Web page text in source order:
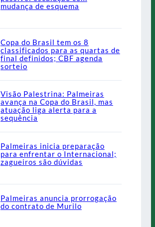
mudança de esquema
Copa do Brasil tem os 8
classificados para as quartas de
final definidos; CBF agenda
sorteio
Visão Palestrina: Palmeiras
avança na Copa do Brasil, mas
atuação liga alerta para a
sequência
Palmeiras inicia preparação
para enfrentar o Internacional;
zagueiros são dúvidas
Palmeiras anuncia prorrogação
do contrato de Murilo